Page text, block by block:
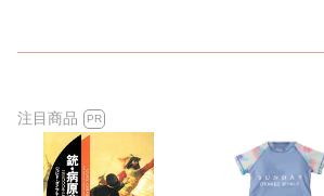
注目商品 PR